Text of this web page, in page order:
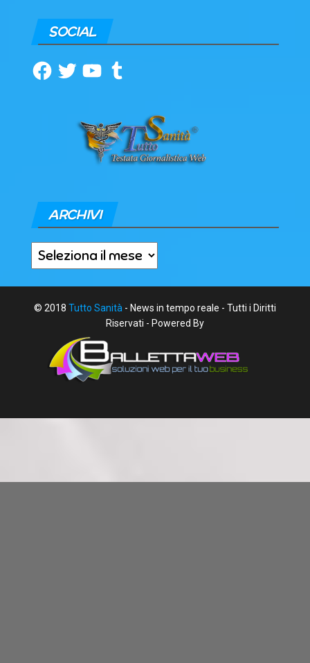
SOCIAL
Facebook
TwitterYouTubeTumblr
ARCHIVI
Archivi
© 2018 Tutto Sanità - News in tempo reale - Tutti i Diritti
Riservati - Powered By